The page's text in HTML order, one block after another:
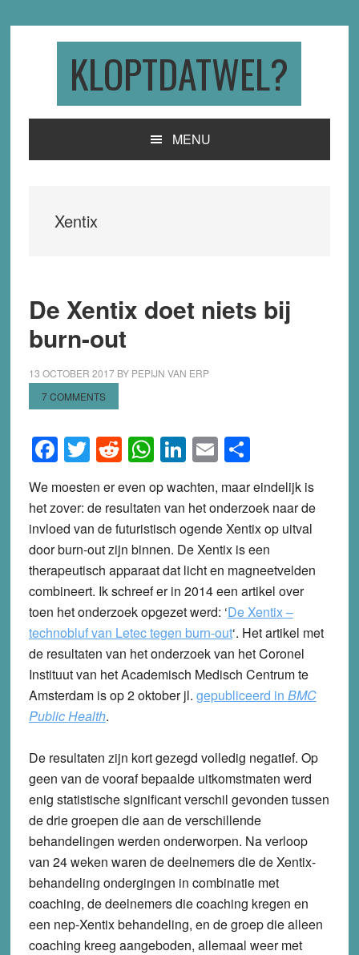
KLOPTDATWEL?
MENU
Xentix
De Xentix doet niets bij
burn-out
13 OCTOBER 2017BY PEPIJN VAN ERP
7 COMMENTS
Facebook
Twitter
Reddit
WhatsApp
LinkedIn
EmailShare
We moesten er even op wachten, maar eindelijk is
het zover: de resultaten van het onderzoek naar de
invloed van de futuristisch ogende Xentix op uitval
door burn-out zijn binnen. De Xentix is een
therapeutisch apparaat dat licht en magneetvelden
combineert. Ik schreef er in 2014 een artikel over
toen het onderzoek opgezet werd: ‘De Xentix –
technobluf van Letec tegen burn-out‘. Het artikel met
de resultaten van het onderzoek van het Coronel
Instituut van het Academisch Medisch Centrum te
Amsterdam is op 2 oktober jl. gepubliceerd in BMC
Public Health.
De resultaten zijn kort gezegd volledig negatief. Op
geen van de vooraf bepaalde uitkomstmaten werd
enig statistische significant verschil gevonden tussen
de drie groepen die aan de verschillende
behandelingen werden onderworpen. Na verloop
van 24 weken waren de deelnemers die de Xentix-
behandeling ondergingen in combinatie met
coaching, de deelnemers die coaching kregen en
een nep-Xentix behandeling, en de groep die alleen
coaching kreeg aangeboden, allemaal weer met